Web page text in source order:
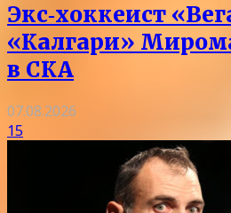
Экс‑хоккеист
«Калгари»
в СКА
07.08.2026
15